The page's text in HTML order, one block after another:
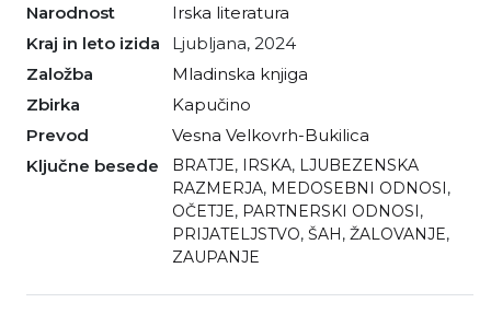
Narodnost
irska literatura
Kraj in leto izida
Ljubljana, 2024
Založba
Mladinska knjiga
Zbirka
Kapučino
Prevod
Vesna Velkovrh-Bukilica
Ključne besede
BRATJE, IRSKA, LJUBEZENSKA
RAZMERJA, MEDOSEBNI ODNOSI,
OČETJE, PARTNERSKI ODNOSI,
PRIJATELJSTVO, ŠAH, ŽALOVANJE,
ZAUPANJE